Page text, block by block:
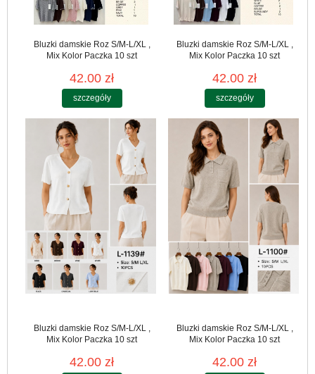
Bluzki damskie Roz S/M-L/XL ,
Mix Kolor Paczka 10 szt
42.00 zł
szczegóły
Bluzki damskie Roz S/M-L/XL ,
Mix Kolor Paczka 10 szt
42.00 zł
szczegóły
Bluzki damskie Roz S/M-L/XL ,
Mix Kolor Paczka 10 szt
42.00 zł
Bluzki damskie Roz S/M-L/XL ,
Mix Kolor Paczka 10 szt
42.00 zł